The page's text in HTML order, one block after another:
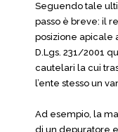
Seguendo tale
passo è breve: il
posizione apicale
D.Lgs. 231/2001
cautelari la cui
l’ente stesso un
Ad esempio, la
di un depuratore